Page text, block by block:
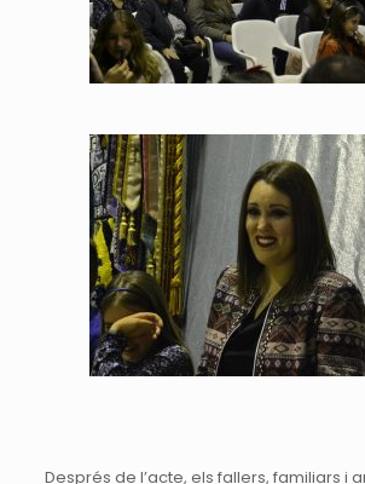
Després de l’acte, els fallers, familiars i